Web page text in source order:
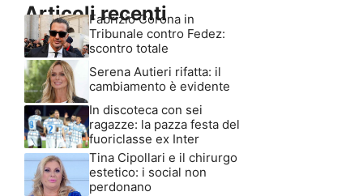
Articoli recenti
Fabrizio Corona in
Tribunale contro Fedez:
scontro totale
Serena Autieri rifatta: il
cambiamento è evidente
In discoteca con sei
ragazze: la pazza festa del
fuoriclasse ex Inter
Tina Cipollari e il chirurgo
estetico: i social non
perdonano